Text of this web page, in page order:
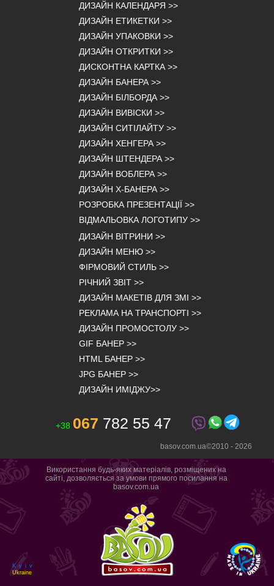
ДИЗАЙН КАЛЕНДАРЯ >>
ДИЗАЙН ЕТИКЕТКИ >>
ДИЗАЙН УПАКОВКИ >>
ДИЗАЙН ОТКРИТКИ >>
ДИСКОНТНА КАРТКА >>
ДИЗАЙН БАНЕРА >>
ДИЗАЙН БІЛБОРДА >>
ДИЗАЙН ВИВІСКИ >>
ДИЗАЙН СИТІЛАЙТУ >>
ДИЗАЙН ХЕНГЕРА >>
ДИЗАЙН ШТЕНДЕРА >>
ДИЗАЙН ВОБЛЕРА >>
ДИЗАЙН Х-БАНЕРА >>
РОЗРОБКА ПРЕЗЕНТАЦІЇ >>
ВІДМАЛЬОВКА ЛОГОТИПУ >>
ДИЗАЙН ВІТРИНИ >>
ДИЗАЙН МЕНЮ >>
ФІРМОВИЙ СТИЛЬ >>
РІЧНИЙ ЗВІТ >>
ДИЗАЙН МАКЕТІВ ДЛЯ ЗМІ >>
РЕКЛАМА НА ТРАНСПОРТІ >>
ДИЗАЙН ПРОМОСТОЛУ >>
GIF БАНЕР >>
HTML БАНЕР >>
JPG БАНЕР >>
ДИЗАЙН ИМІДЖУ>>
+38 067 782 55 47
basov.com.ua©2010 - 2026
Використання будь-яких матеріалів, розміщених на
сайті, дозволяється за умови прямого посилання на
basov.com.ua
Kyiv
Ukraine